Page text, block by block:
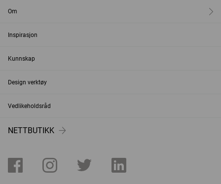
Om
Inspirasjon
Kunnskap
Design verktøy
Vedlikeholdsråd
NETTBUTIKK